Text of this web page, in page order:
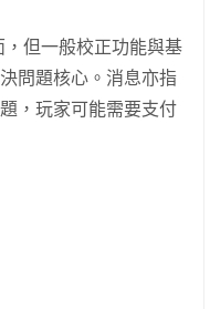
但一般校正功能與基
問題核心。消息亦指
，玩家可能需要支付